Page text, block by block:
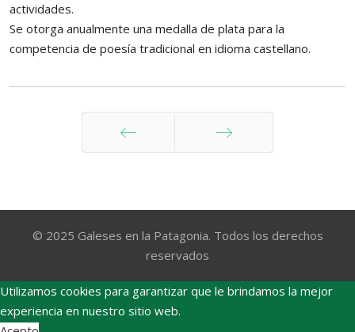
actividades.
Se otorga anualmente una medalla de plata para la
competencia de poesía tradicional en idioma castellano.
© 2025 Galeses en la Patagonia. Todos los derechos
reservados
Utilizamos cookies para garantizar que le brindamos la mejor
experiencia en nuestro sitio web.